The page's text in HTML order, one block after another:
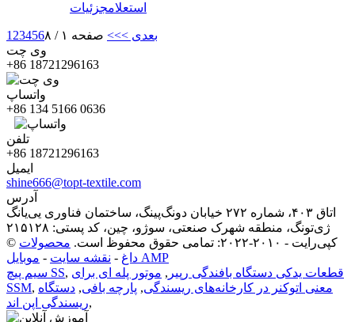
استعلامجزئیات
1 23456 بعدی >>> صفحه ۱ / ۸
وی چت
‎+86 18721296163‎
واتساپ
‎+86 134 5166 0636‎
تلفن
‎+86 18721296163‎
ایمیل
shine666@topt-textile.com
آدرس
اتاق ۴۰۳، شماره ۲۷۲ خیابان دونگ‌پینگ، ساختمان فناوری یی‌یانگ
ژی‌تونگ، منطقه شهرک صنعتی، سوژو، چین، کد پستی: ۲۱۵۱۲۸
© کپی‌رایت - ۲۰۱۰-۲۰۲۲: تمامی حقوق محفوظ است.
محصولات
داغ - نقشه سایت -
موبایل AMP
سیم پیچ SS, قطعات یدکی دستگاه بافندگی رپیر , موتور پله ای برای
SSM, معنی اتوکنر در کارخانه‌های ریسندگی, پارچه بافی, دستگاه
ریسندگی اپن اند,